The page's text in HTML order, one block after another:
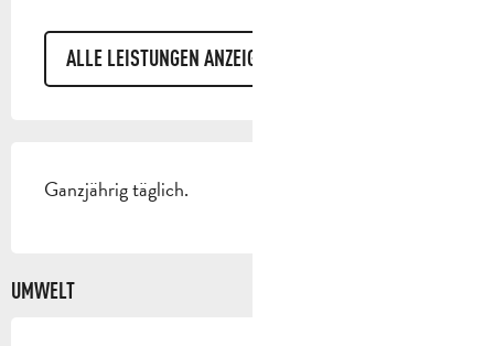
ALLE LEISTUNGEN ANZEIGEN
Ganzjährig täglich.
UMWELT